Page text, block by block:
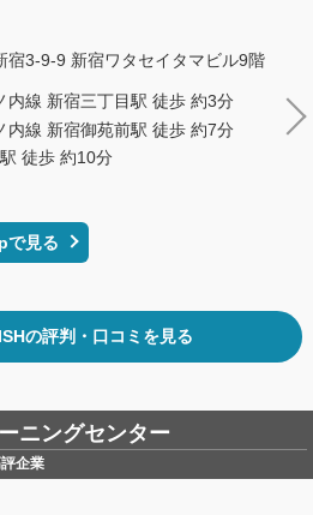
宿3-9-9 新宿ワタセイタマビル9階
内線 新宿三丁目駅 徒歩 約3分
内線 新宿御苑前駅 徒歩 約7分
徒歩 約10分
で見る
の評判・口コミを見る
ニングセンター
企業